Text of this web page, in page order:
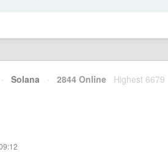
· Solana · 2844 Online Highest 6679